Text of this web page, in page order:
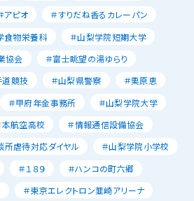
アピオ
＃すりだね香るカレーパン
食物栄養科
＃山梨学院短期大学
協会
＃富士眺望の湯ゆらり
競技
＃山梨県警察
＃栗原恵
＃甲府年金事務所
＃山梨学院大学
本航空高校
＃情報通信設備協会
所虐待対応ダイヤル
＃山梨学院小学校
＃１８９
＃ハンコの町六郷
＃東京エレクトロン韮崎アリーナ